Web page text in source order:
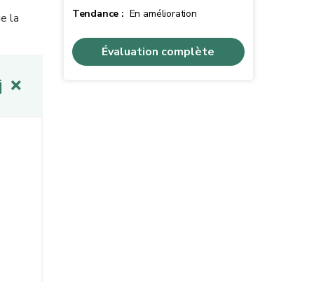
la
Tendance : En amélioration
Évaluation complète